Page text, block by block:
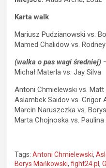
Karta walk
Mariusz Pudzianowski vs.
Mamed Chalidow vs.
(walka o pas wagi średniej)
Michał Materla vs. Jay Silva
Antoni Chmielewski vs. Matt
Aslambek Saidov vs. Grigor
Marcin Naruszczka vs.
Marta Chojnoska vs. Paulina
Tags: Antoni Chmielewski,
Borys Mańkowski, fight24.pl ,